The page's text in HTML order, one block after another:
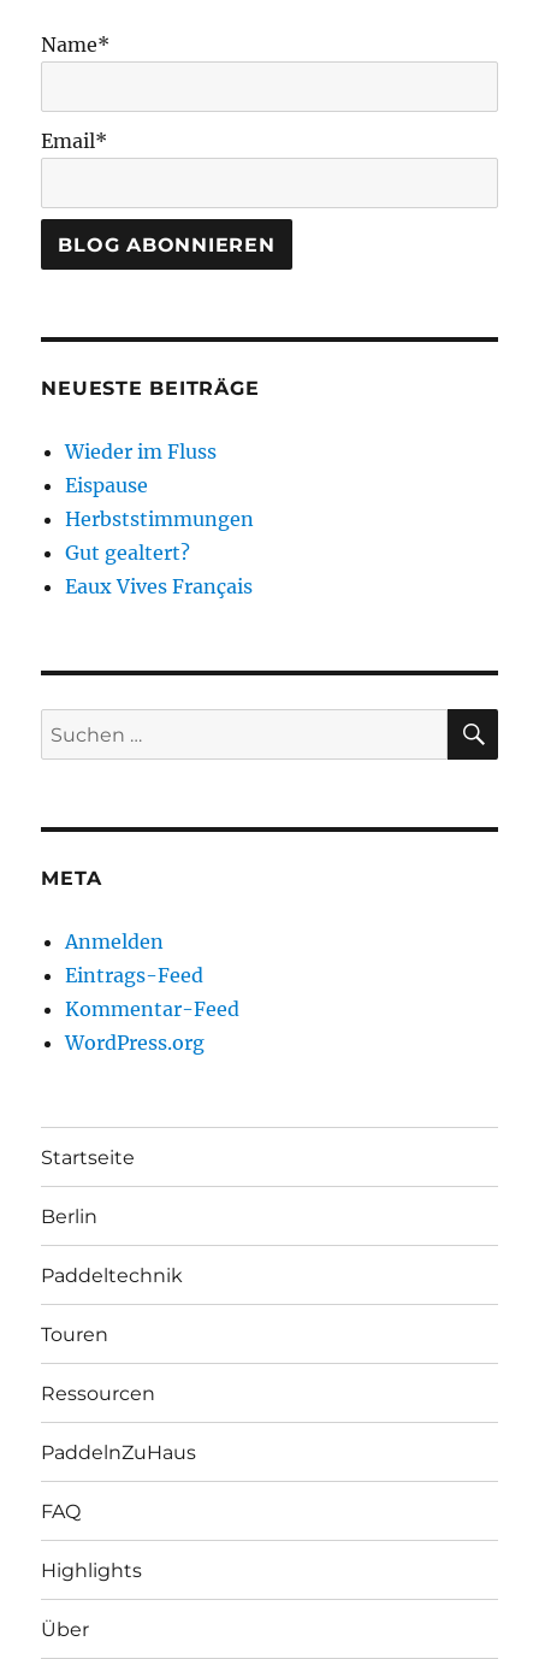
Name*
Email*
NEUESTE BEITRÄGE
Wieder im Fluss
Eispause
Herbststimmungen
Gut gealtert?
Eaux Vives Français
Suchen
nach:
META
Anmelden
Eintrags-Feed
Kommentar-Feed
WordPress.org
Startseite
Berlin
Paddeltechnik
Touren
Ressourcen
PaddelnZuHaus
FAQ
Highlights
Über